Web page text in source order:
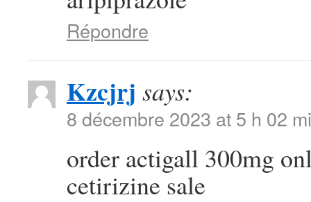
Répondre
Kzcjrj says:
8 décembre 2023 at 5 h 02
order actigall 300mg
cetirizine sale